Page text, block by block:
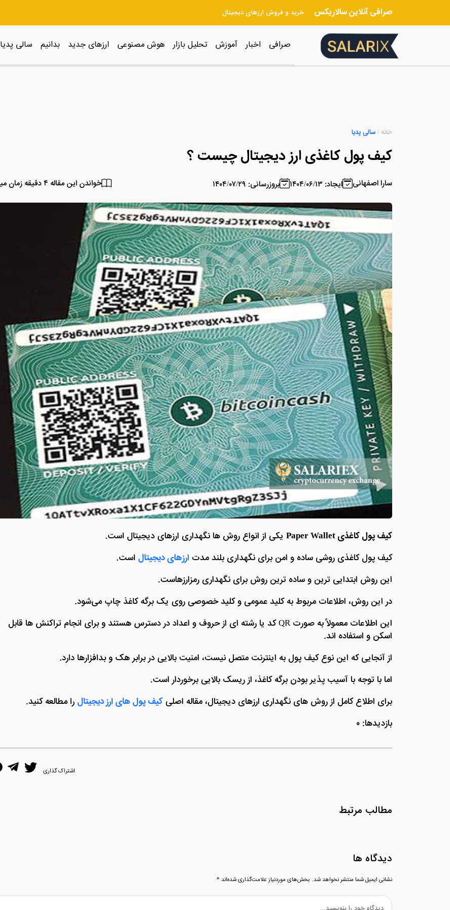
صرافی آنلاین سالاریکس خرید و فروش ارزهای دیجیتال
صرافی اخبار آموزش تحلیل بازار هوش مصنوعی ارزهای جدید بدانیم سالی پدیا
خانه/سالی پدیا
کیف پول کاغذی ارز دیجیتال چیست ؟
سارا اصفهانی ایجاد: ۱۴۰۴/۰۶/۱۳ بروزرسانی: ۱۴۰۴/۰۷/۲۹ خواندن این مقاله ۴ دقیقه زمان میبرد.
کیف پول کاغذی Paper Wallet
یکی از انواع روش ها نگهداری ارزهای دیجیتال است.
کیف پول کاغذی روشی ساده و امن‌ برای نگهداری بلند مدت ارزهای دیجیتال است.
این روش ابتدایی ترین و ساده ترین روش برای نگهداری رمزارزهاست.
در این روش، اطلاعات مربوط به کلید عمومی و کلید خصوصی روی یک برگه کاغذ چاپ می‌شود.
این اطلاعات معمولاً به صورت QR کد یا رشته‌ ای از حروف و اعداد در دسترس هستند و برای انجام تراکنش‌ ها قابل
اسکن و استفاده‌ اند.
از آنجایی که این نوع کیف پول به اینترنت متصل نیست، امنیت بالایی در برابر هک و بدافزارها دارد.
اما با توجه با آسیب پذیر بودن برگه کاغذ، از ریسک بالایی برخوردار است.
برای اطلاع کامل از روش های نگهداری ارزهای دیجیتال، مقاله اصلی کیف پول های ارز دیجیتال را مطالعه کنید.
بازدیدها: ۰
اشتراک گذاری
مطالب مرتبط
دیدگاه ها
نشانی ایمیل شما منتشر نخواهد شد. بخش‌های موردنیاز علامت‌گذاری شده‌اند *